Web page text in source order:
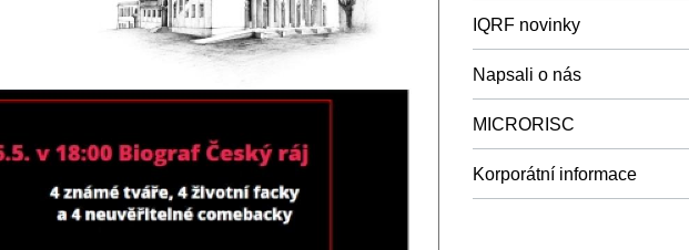
IQRF novinky
Napsali o nás
MICRORISC
Korporátní informace